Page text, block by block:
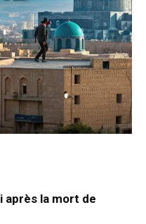
après la mort de